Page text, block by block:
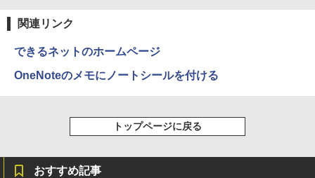
関連リンク
できるネットのホームページ
OneNoteのメモにノートシールを付ける
トップページに戻る
おすすめ記事